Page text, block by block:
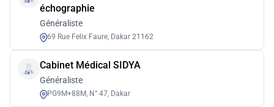
échographie
Généraliste
69 Rue Felix Faure, Dakar 21162
Cabinet Médical SIDYA
Généraliste
PG9M+88M, N° 47, Dakar